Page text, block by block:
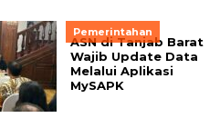
Pemerintahan
ASN di Tanjab Barat
Wajib Update Data
Melalui Aplikasi
MySAPK